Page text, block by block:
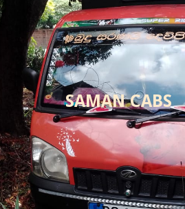
SAMAN CABS